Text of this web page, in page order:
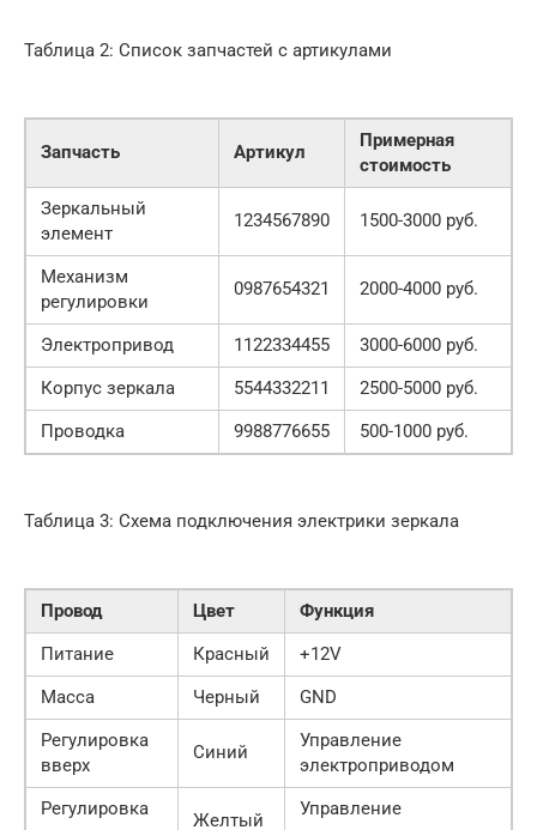
Таблица 2: Список запчастей с артикулами
Запчасть Артикул
Примерная
стоимость
Зеркальный
элемент
1234567890 1500-3000 руб.
Механизм
регулировки
0987654321 2000-4000 руб.
Электропривод 1122334455
3000-6000 руб.
Корпус зеркала
5544332211
2500-5000 руб.
Проводка
9988776655 500-1000 руб.
Таблица 3: Схема подключения электрики зеркала
Провод Цвет
Функция
Питание
Красный
+12V
Масса
Черный
GND
Регулировка
вверх
Синий
Управление
электроприводом
Регулировка
Желтый
Управление